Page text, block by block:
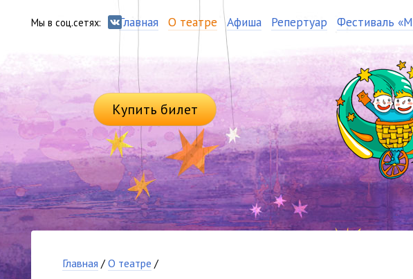
Мы в соц.сетях: Главная О театре Афиша Репертуар Фестиваль
Купить билет
Главная / О театре /